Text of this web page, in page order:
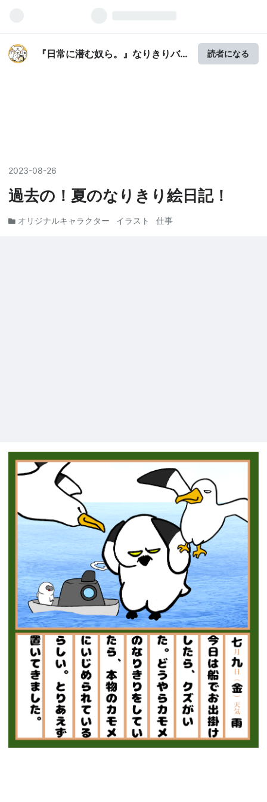
『日常に潜む奴ら。』なりきりバ
読者になる
2023-08-26
過去の！夏のなりきり絵日記！
オリジナルキャラクター イラスト 仕事